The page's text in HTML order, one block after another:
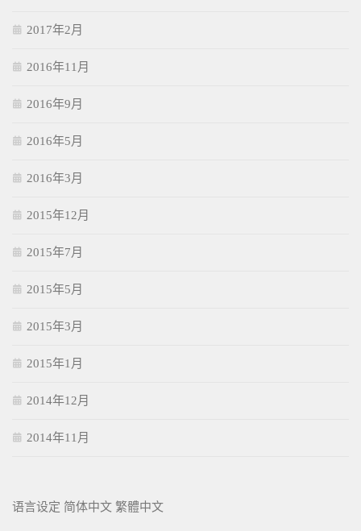
2017年2月
2016年11月
2016年9月
2016年5月
2016年3月
2015年12月
2015年7月
2015年5月
2015年3月
2015年1月
2014年12月
2014年11月
语言设定 简体中文 繁體中文